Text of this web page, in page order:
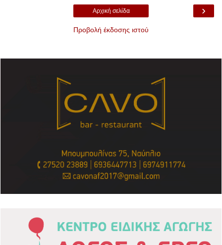
›
Αρχική σελίδα
Προβολή έκδοσης ιστού